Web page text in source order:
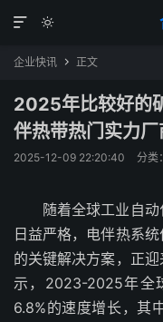


企业快讯  正文
2025年比较好的
伴热带热门实力厂
2025-12-09 22:20:40 分类：
随着全球工业自
日益严格，电伴热系
的关键解决方案，正
示，2023-2025年全
6.8%的速度增长，其